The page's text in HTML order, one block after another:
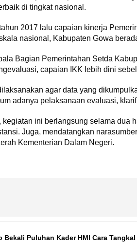
di tingkat nasional.
2017 lalu capaian kinerja
nasional, Kabupaten Gowa
Bagian Pemerintahan Setda
capaian IKK lebih dini
agar data yang
adanya pelaksanaan evaluasi,
kegiatan ini berlangsung selama dua
Juga, mendatangkan
Kementerian Dalam Negeri.
Bekali Puluhan Kader HMI Cara Tangkal